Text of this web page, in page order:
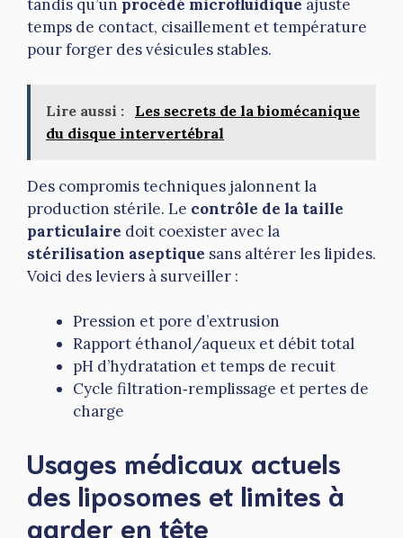
tandis qu’un procédé microfluidique ajuste
temps de contact, cisaillement et température
pour forger des vésicules stables.
Lire aussi :
Les secrets de la biomécanique
du disque intervertébral
Des compromis techniques jalonnent la
production stérile. Le contrôle de la taille
particulaire doit coexister avec la
stérilisation aseptique sans altérer les lipides.
Voici des leviers à surveiller :
Pression et pore d’extrusion
Rapport éthanol/aqueux et débit total
pH d’hydratation et temps de recuit
Cycle filtration‑remplissage et pertes de
charge
Usages médicaux actuels
des liposomes et limites à
garder en tête